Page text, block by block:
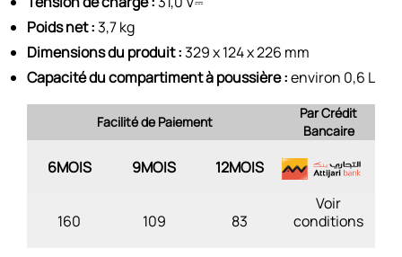
Poids net :3,7 kg
Dimensions du produit :329 x 124 x 226 mm
Capacité du compartiment à poussière :environ 0,6 L
Facilité de Paiement
Par Crédit
Bancaire
6MOIS 9MOIS 12MOIS
160 109 83
Voir
conditions